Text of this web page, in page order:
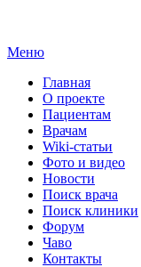
Меню
Главная
О проекте
Пациентам
Врачам
Wiki-статьи
Фото и видео
Новости
Поиск врача
Поиск клиники
Форум
Чаво
Контакты